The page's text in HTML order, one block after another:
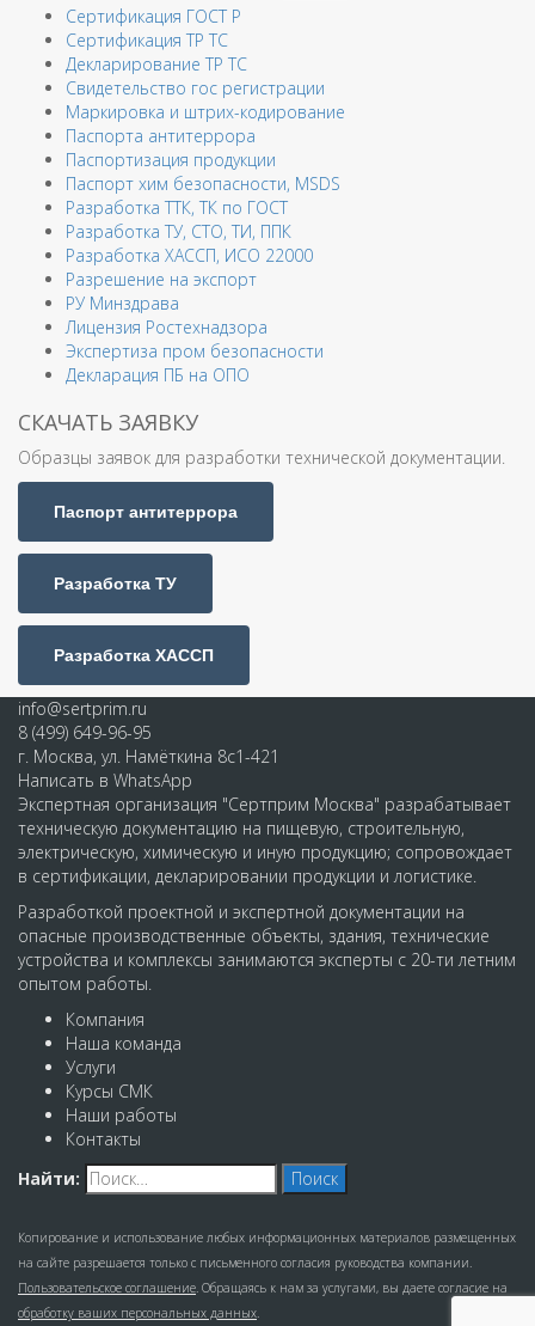
Сертификация ГОСТ Р
Сертификация ТР ТС
Декларирование ТР ТС
Свидетельство гос регистрации
Маркировка и штрих-кодирование
Паспорта антитеррора
Паспортизация продукции
Паспорт хим безопасности, MSDS
Разработка ТТК, ТК по ГОСТ
Разработка ТУ, СТО, ТИ, ППК
Разработка ХАССП, ИСО 22000
Разрешение на экспорт
РУ Минздрава
Лицензия Ростехнадзора
Экспертиза пром безопасности
Декларация ПБ на ОПО
СКАЧАТЬ ЗАЯВКУ
Образцы заявок для разработки технической документации.
Паспорт антитеррора
Разработка ТУ
Разработка ХАССП
info@sertprim.ru
8 (499) 649-96-95
г. Москва, ул. Намёткина 8с1-421
Написать в WhatsApp
Экспертная организация "Сертприм Москва" разрабатывает
техническую документацию на пищевую, строительную,
электрическую, химическую и иную продукцию; сопровождает
в сертификации, декларировании продукции и логистике.
Разработкой проектной и экспертной документации на
опасные производственные объекты, здания, технические
устройства и комплексы занимаются эксперты с 20-ти летним
опытом работы.
Компания
Наша команда
Услуги
Курсы СМК
Наши работы
Контакты
Найти:
Копирование и использование любых информационных материалов размещенных
на сайте разрешается только с письменного согласия руководства компании.
Пользовательское соглашение. Обращаясь к нам за услугами, вы даете согласие на
обработку ваших персональных данных.